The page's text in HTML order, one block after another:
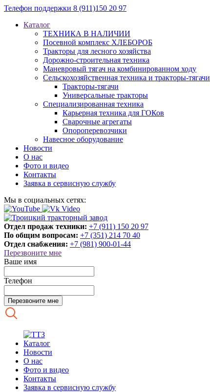
Телефон поддержки 8 (911)150 20 97
Каталог
ТЕХНИКА В НАЛИЧИИ
Посевной комплекс ХЛЕБОРОБ
Тракторы для лесного хозяйства
Дорожно-строительная техника
Маневровый тягач на комбинированном ходу
Сельскохозяйственная техника и тракторы-тягачи
Тракторы-тягачи
Универсальные тракторы
Специализированная техника
Карьерная техника для ГОКов
Сварочные агрегаты
Опороперевозчики
Навесное оборудование
Новости
О нас
Фото и видео
Контакты
Заявка в сервисную службу
Мы в социальных сетях:
Отдел продаж техники: +7 (911) 150 20 97
По общим вопросам: +7 (351) 214 70 40
Отдел снабжения: +7 (981) 900-01-44
Перезвоните мне
Ваше имя
Телефон
Каталог
Новости
О нас
Фото и видео
Контакты
Заявка в сервисную службу